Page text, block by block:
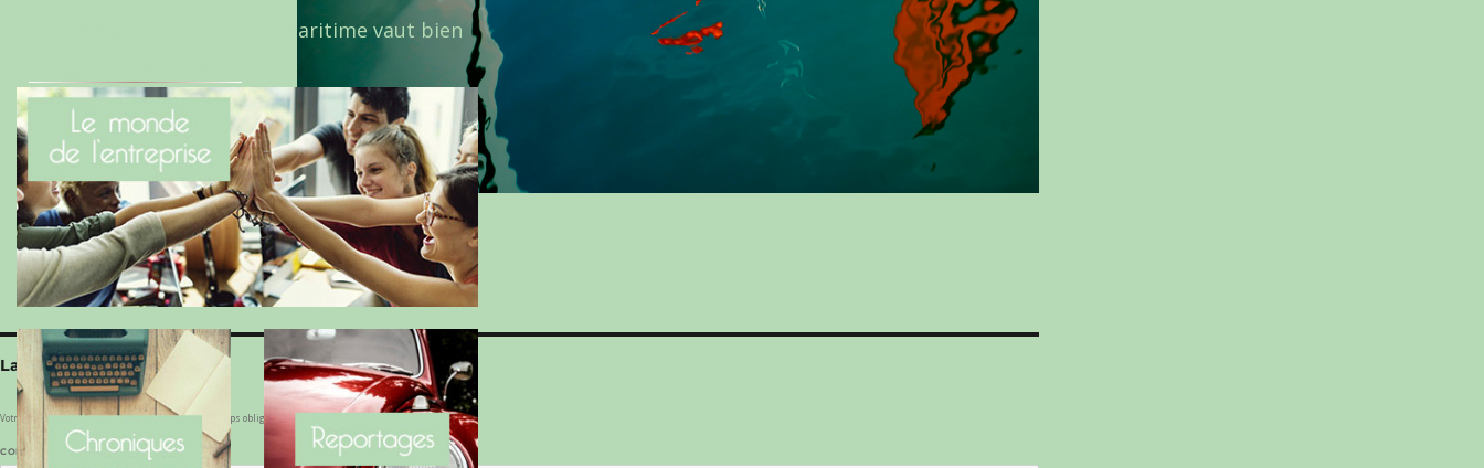
Laisser un commentaire
Votre adresse e-mail ne sera pas publiée.Les champs obligatoires sont indiqués avec
COMMENTAIRE*
Le Benaise de la Charente-Maritime vaut bien